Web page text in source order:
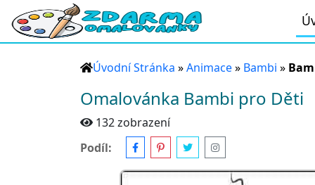
Úvodní Stránka »Animace» Bambi »
Omalovánka Bambi pro Děti
132 zobrazení
Podíl: